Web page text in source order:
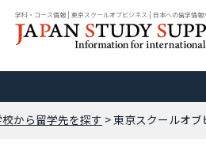
学科・コース情報 | 東京スクールオブビジネス | 日本への留学情報
から留学先を探す >東京スクールオブ